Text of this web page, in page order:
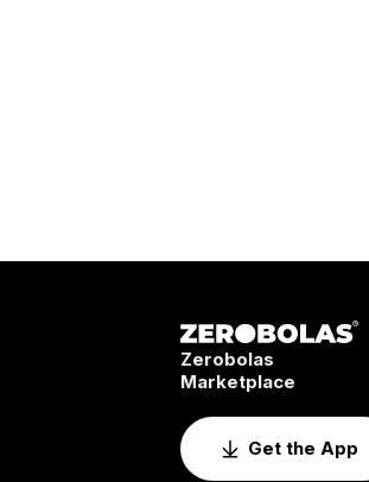
Zerobolas
Marketplace
Get the App